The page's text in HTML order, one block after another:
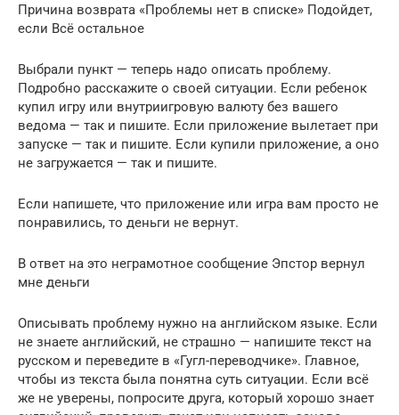
Причина возврата «Проблемы нет в списке» Подойдет,
если Всё остальное
Выбрали пункт — теперь надо описать проблему.
Подробно расскажите о своей ситуации. Если ребенок
купил игру или внутриигровую валюту без вашего
ведома — так и пишите. Если приложение вылетает при
запуске — так и пишите. Если купили приложение, а оно
не загружается — так и пишите.
Если напишете, что приложение или игра вам просто не
понравились, то деньги не вернут.
В ответ на это неграмотное сообщение Эпстор вернул
мне деньги
Описывать проблему нужно на английском языке. Если
не знаете английский, не страшно — напишите текст на
русском и переведите в «Гугл-переводчике». Главное,
чтобы из текста была понятна суть ситуации. Если всё
же не уверены, попросите друга, который хорошо знает